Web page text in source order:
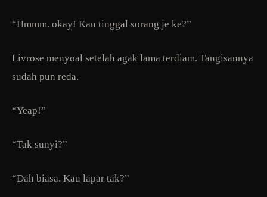
“Hmmm. okay! Kau tinggal sorang je ke?”
Livrose menyoal setelah agak lama terdiam. Tangisannya
sudah pun reda.
“Yeap!”
“Tak sunyi?”
“Dah biasa. Kau lapar tak?”